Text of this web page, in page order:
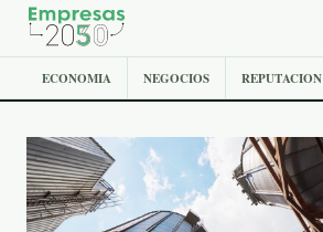
ECONOMIA NEGOCIOS REPUTACION